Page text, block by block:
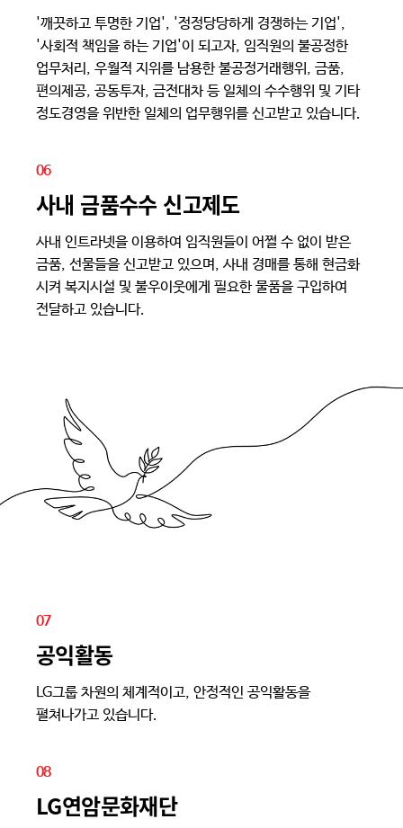
'깨끗하고 투명한 기업', '정정당당하게 경쟁하는 기업',
'사회적 책임을 하는 기업'이 되고자, 임직원의 불공정한
업무처리, 우월적 지위를 남용한 불공정거래행위, 금품,
편의제공, 공동투자, 금전대차 등 일체의 수수행위 및 기타
정도경영을 위반한 일체의 업무행위를 신고받고 있습니다.
06
사내 금품수수 신고제도
사내 인트라넷을 이용하여 임직원들이 어쩔 수 없이 받은
금품, 선물들을 신고받고 있으며, 사내 경매를 통해 현금화
시켜 복지시설 및 불우이웃에게 필요한 물품을 구입하여
전달하고 있습니다.
07
공익활동
LG그룹 차원의 체계적이고, 안정적인 공익활동을
펼쳐나가고 있습니다.
08
LG연암문화재단